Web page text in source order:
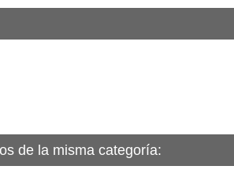
de la misma categoría: